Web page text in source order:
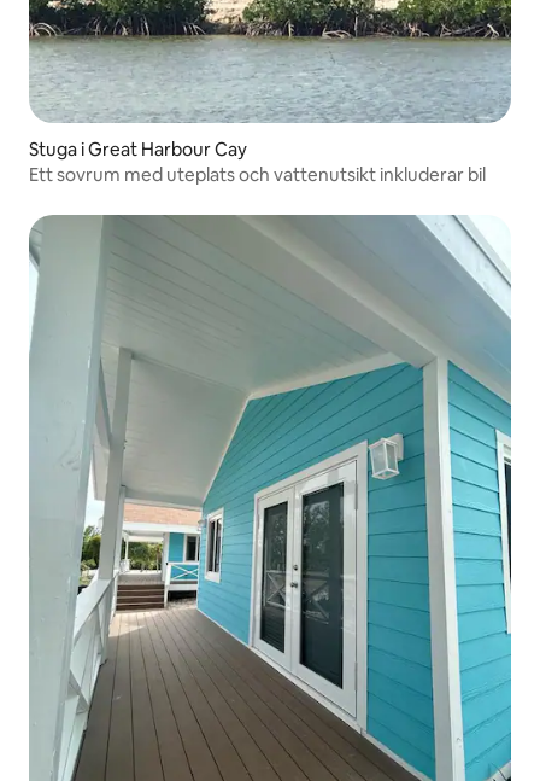
Stuga i Great Harbour Cay
Ett sovrum med uteplats och vattenutsikt inkluderar bil